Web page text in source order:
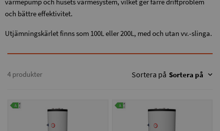
och bättre effektivitet.
Utjämningskärlet finns som 100L eller 200L, med och utan vv.-slinga.
4 produkter Sortera på Sortera på